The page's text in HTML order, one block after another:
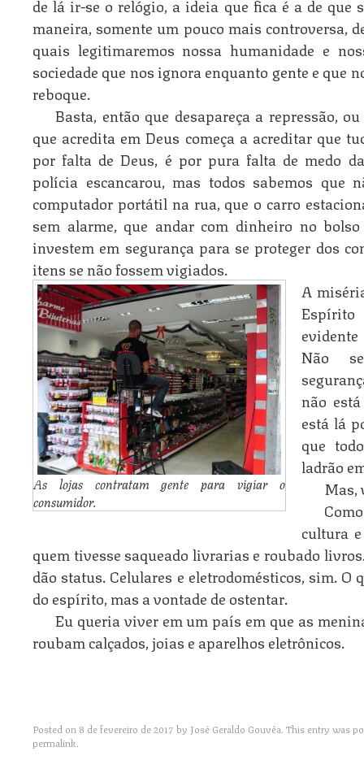
de lá ir-se o relógio, a ideia que fica é a de que
maneira, somente um pouco mais controversa,
quais legitimaremos nossa humanidade e
sociedade que nos ignora enquanto gente e que
reboque.
Basta, então que desapareça a repressão,
que acredita em Deus começa a acreditar que
por falta de Deus, é por pura falta de medo
polícia escancarou, mas todos sabemos que
computador portátil na rua, que o carro
sem alarme, que andar com dinheiro no
investem em segurança para se proteger dos
itens se não fossem vigiados.
As lojas contratam gente para vigiar o
consumidor.
A
Espírito
Não
não
está lá
que
ladrão
Mas,
cultura
quem tivesse saqueado livrarias e roubado
dão status. Celulares e eletrodomésticos, sim. O
do espírito, mas a vontade de ostentar.
Eu queria viver em um país em que as
roubam calçados, joias e aparelhos eletrônicos.
Posted on 8 de fevereiro de 2017 by José Geraldo Gouvêa. This entry was
permalink.